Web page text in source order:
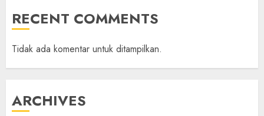
RECENT COMMENTS
Tidak ada komentar untuk ditampilkan.
ARCHIVES